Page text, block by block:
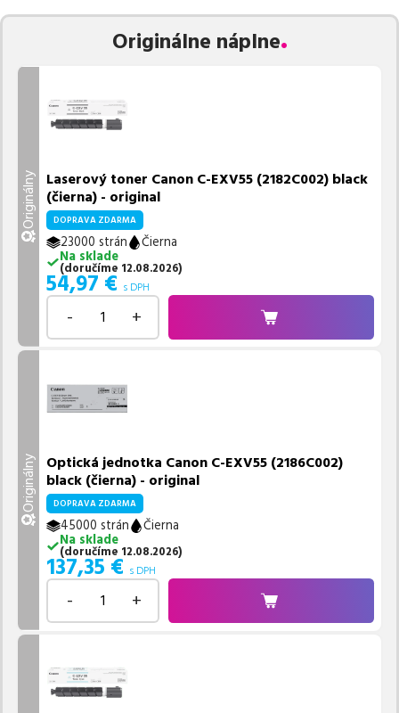
Vieme, že pri nákupe zohráva dôležitú úlohu aj dostupnosť. Preto
pravidelne naskladňovať produkty, aby boli ihneď k
dispozícii na odoslanie.
Ak si pri výbere nie ste istí, ktoré riešenie je pre vaše potreby
sme vám pomohli vybrať to najlepšie riešenie.
Originálne náplne
Originálny Laserový toner Canon C-EXV55 (2182C002) black
(čierna) - original
DOPRAVA ZDARMA
23000 strán
Čierna
Na sklade
(doručíme 12.08.2026)
54,97 € s DPH
- +
Originálny Optická jednotka Canon C-EXV55 (2186C002)
black (čierna) - original
DOPRAVA ZDARMA
45000 strán
Čierna
Na sklade
(doručíme 12.08.2026)
137,35 € s DPH
- +